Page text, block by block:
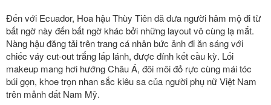
Đến với Ecuador, Hoa hậu Thùy Tiên đã đưa người hâm mộ đi từ
bất ngờ này đến bất ngờ khác bởi những layout vô cùng lạ mắt.
Nàng hậu đăng tải trên trang cá nhân bức ảnh đi ăn sáng với
chiếc váy cut-out trắng lấp lánh, được đính kết cầu kỳ. Lối
makeup mang hơi hướng Châu Á, đôi môi đỏ rực cùng mái tóc
búi gọn, khoe trọn nhan sắc kiêu sa của người phụ nữ Việt Nam
trên mảnh đất Nam Mỹ.